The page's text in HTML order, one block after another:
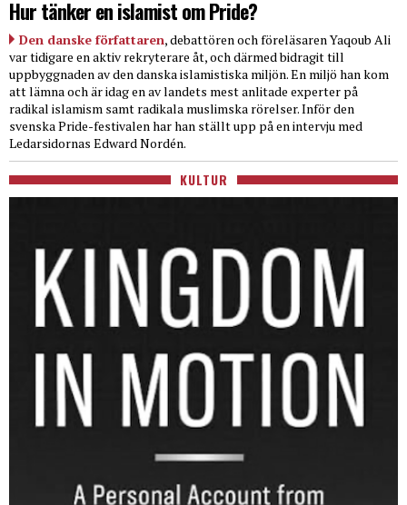
Hur tänker en islamist om Pride?
Den danske författaren, debattören och föreläsaren Yaqoub Ali
var tidigare en aktiv rekryterare åt, och därmed bidragit till
uppbyggnaden av den danska islamistiska miljön. En miljö han kom
att lämna och är idag en av landets mest anlitade experter på
radikal islamism samt radikala muslimska rörelser. Inför den
svenska Pride-festivalen har han ställt upp på en intervju med
Ledarsidornas Edward Nordén.
KULTUR